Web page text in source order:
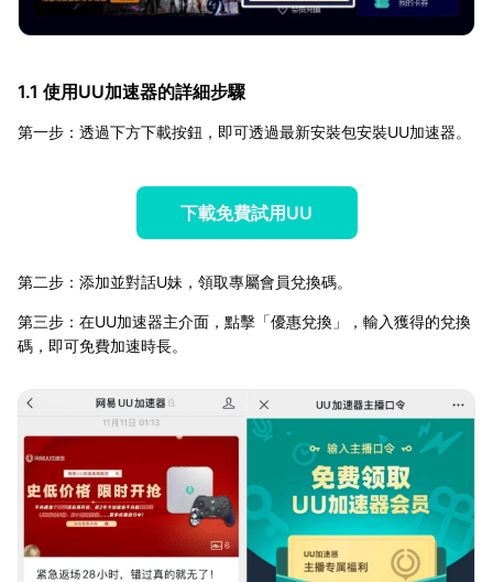
1.1 使用UU加速器的詳細步驟
第一步：透過下方下載按鈕，即可透過最新安裝包安裝UU加速器。
下載免費試用UU
第二步：添加並對話U妹，領取專屬會員兌換碼。
第三步：在UU加速器主介面，點擊「優惠兌換」，輸入獲得的兌換
碼，即可免費加速時長。